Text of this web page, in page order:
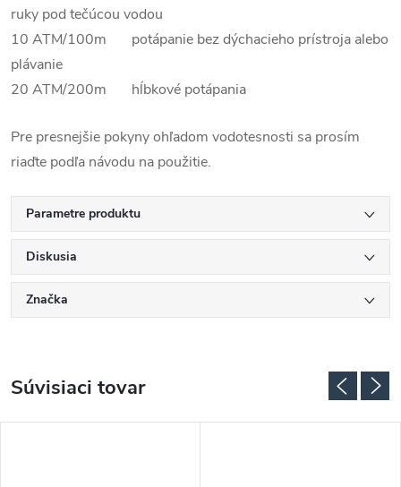
ruky pod tečúcou vodou
10 ATM/100m potápanie bez dýchacieho prístroja alebo
plávanie
20 ATM/200m hĺbkové potápania
Pre presnejšie pokyny ohľadom vodotesnosti sa prosím
riaďte podľa návodu na použitie.
Parametre produktu
Diskusia
Značka
Súvisiaci tovar